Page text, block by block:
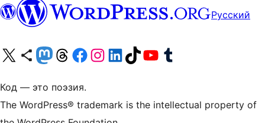
Русский
Посетите нас в X (ранее Twitter)
Посетите нашу учётную запись в Bluesky
Посетите нашу ленту в Mastodon
Посетите нашу учётную запись в Threads
Посетите нашу страницу на Facebook
Посетите наш Instagram
Посетите нашу страницу в LinkedIn
Посетите нашу учётную запись в TikTok
Посетите наш канал YouTube
Посетите нашу учётную запись в Tumblr
Код — это поэзия.
The WordPress® trademark is the intellectual property of